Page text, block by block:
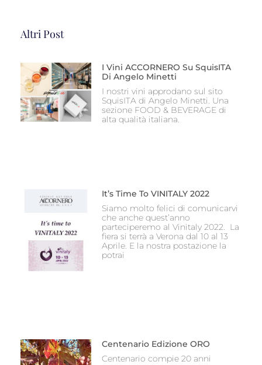
Altri Post
I Vini ACCORNERO Su SquisITA
Di Angelo Minetti
I nostri vini approdano sul sito
SquisITA di Angelo Minetti. Una
sezione FOOD & BEVERAGE di
alta qualità italiana.
It’s Time To VINITALY 2022
Siamo molto felici di comunicarvi
che anche quest’anno
parteciperemo al Vinitaly 2022. La
fiera si terrà a Verona dal 10 al 13
Aprile. E la nostra postazione la
potrai
Centenario Edizione ORO
Centenario compie 20 anni